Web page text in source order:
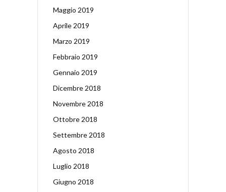
Maggio 2019
Aprile 2019
Marzo 2019
Febbraio 2019
Gennaio 2019
Dicembre 2018
Novembre 2018
Ottobre 2018
Settembre 2018
Agosto 2018
Luglio 2018
Giugno 2018